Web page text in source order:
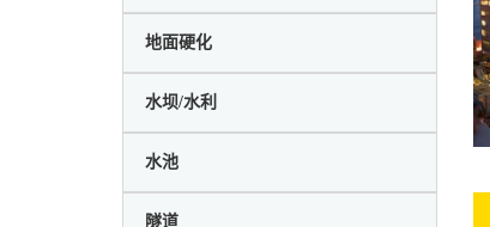
地面硬化
水坝/水利
水池
隧道